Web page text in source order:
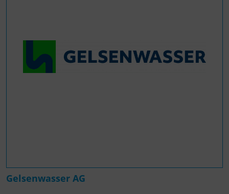
Gelsenwasser AG